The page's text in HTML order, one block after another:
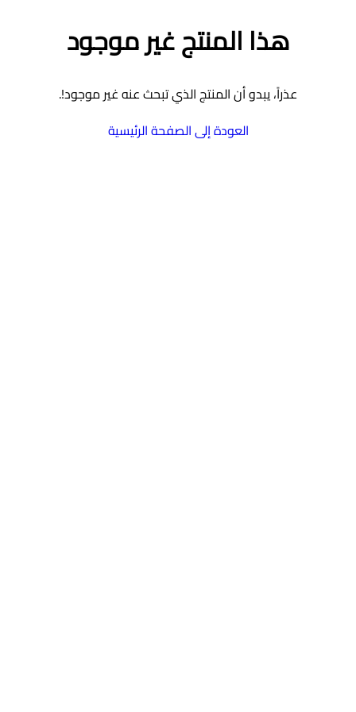
هذا المنتج غير موجود
عذراً، يبدو أن المنتج الذي تبحث عنه غير موجود!.
العودة إلى الصفحة الرئيسية